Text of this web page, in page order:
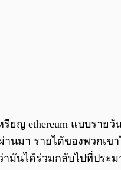
ยญ ethereum แบบราย
นมา รายได้ของพวกเ
มันได้ร่วมกลับไปที่ประ